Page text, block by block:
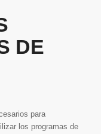
DE
para
los programas de